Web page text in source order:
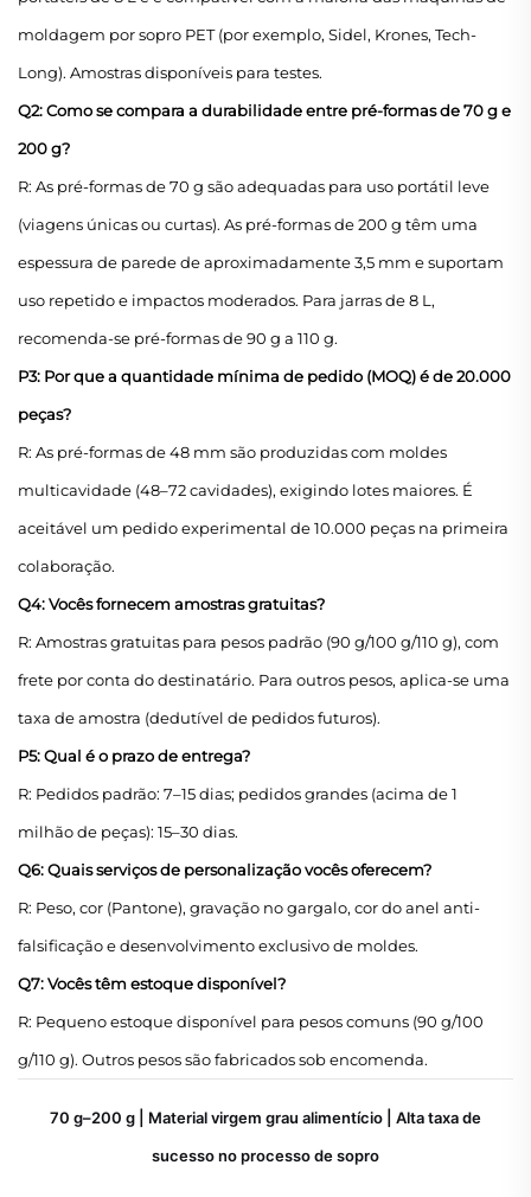
moldagem por sopro PET (por exemplo, Sidel, Krones, Tech-
Long). Amostras disponíveis para testes.
Q2: Como se compara a durabilidade entre pré-formas de 70 g e
200 g?
R: As pré-formas de 70 g são adequadas para uso portátil leve
(viagens únicas ou curtas). As pré-formas de 200 g têm uma
espessura de parede de aproximadamente 3,5 mm e suportam
uso repetido e impactos moderados. Para jarras de 8 L,
recomenda-se pré-formas de 90 g a 110 g.
P3: Por que a quantidade mínima de pedido (MOQ) é de 20.000
peças?
R: As pré-formas de 48 mm são produzidas com moldes
multicavidade (48–72 cavidades), exigindo lotes maiores. É
aceitável um pedido experimental de 10.000 peças na primeira
colaboração.
Q4: Vocês fornecem amostras gratuitas?
R: Amostras gratuitas para pesos padrão (90 g/100 g/110 g), com
frete por conta do destinatário. Para outros pesos, aplica-se uma
taxa de amostra (dedutível de pedidos futuros).
P5: Qual é o prazo de entrega?
R: Pedidos padrão: 7–15 dias; pedidos grandes (acima de 1
milhão de peças): 15–30 dias.
Q6: Quais serviços de personalização vocês oferecem?
R: Peso, cor (Pantone), gravação no gargalo, cor do anel anti-
falsificação e desenvolvimento exclusivo de moldes.
Q7: Vocês têm estoque disponível?
R: Pequeno estoque disponível para pesos comuns (90 g/100
g/110 g). Outros pesos são fabricados sob encomenda.
70 g–200 g | Material virgem grau alimentício | Alta taxa de
sucesso no processo de sopro